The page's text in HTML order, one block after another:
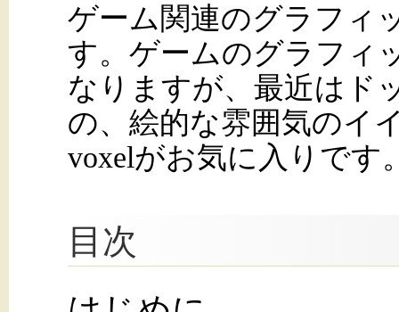
ゲーム関連のグラフィ
す。ゲームのグラフィ
なりますが、最近はド
の、絵的な雰囲気のイ
voxelがお気に入りです
目次